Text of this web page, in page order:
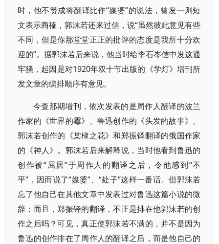
时，他不赞成将翻译比作“媒婆”的说法，曾发一则短
文表示商榷，郭沫若还来过信，说“虽然彼此意见有些
不同，但是你那堂堂正正的批评的态度是我所十分欢
迎的”。据郭沫若后来说，他当时给李石岑信中发这通
牢骚，起因是对1920年双十节出版的《学灯》增刊所
发文章的编排顺序有意见。
今查那期增刊，依次发表的是周作人翻译的波兰
作家的《世界的霉》、鲁迅创作的《头发的故事》、
郭沫若创作的《棠棣之花》和郑振铎翻译的俄国作家
的《神人》。郭沫若后来解释说，当时他看到鲁迅的
创作被“屈居”于周作人的翻译之后，令他感到“不
平”，因而说了“媒婆”、“处子”这样一番话。但郭沫若
忘了他自己在其他文章中发表过对鲁迅这篇小说的微
辞；而且，郑振铎的翻译，不正是排在他郭沫若的创
作之后吗？可见，真正使郭沫若不满的，并不是因为
鲁迅的创作排在了周作人的翻译之后，而是他自己的